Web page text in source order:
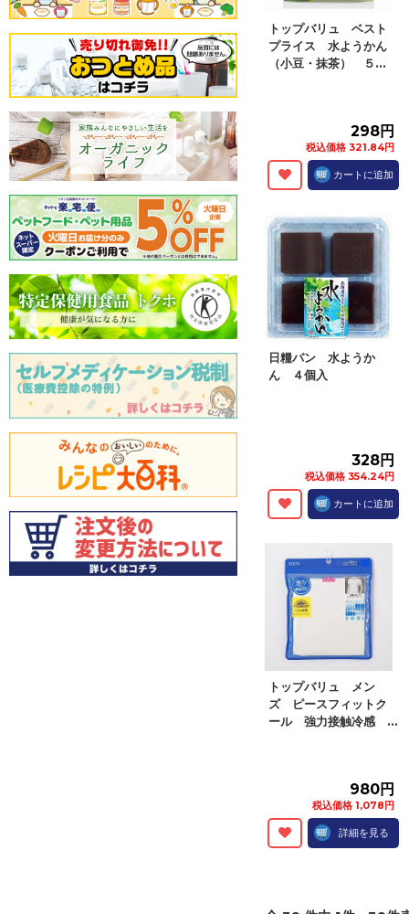
トップバリュ ベスト
プライス 水ようかん
（小豆・抹茶） ５...
298円
税込価格 321.84円
カートに追加
日糧パン 水ようか
ん ４個入
328円
税込価格 354.24円
カートに追加
トップバリュ メン
ズ ピースフィットク
ール 強力接触冷感 ...
980円
税込価格 1,078円
詳細を見る